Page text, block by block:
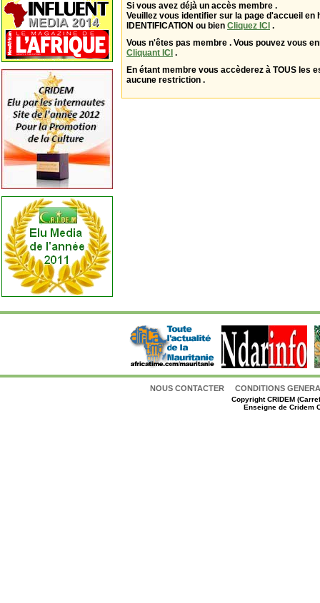
Si vous avez déjà un accès membre .
Veuillez vous identifier sur la page d'accueil en
IDENTIFICATION ou bien Cliquez ICI .
Vous n'êtes pas membre . Vous pouvez vous
Cliquant ICI .
En étant membre vous accèderez à TOUS les
aucune restriction .
NOUS CONTACTER CONDITIONS
CopyrightCRIDEM
Enseigne de Cridem